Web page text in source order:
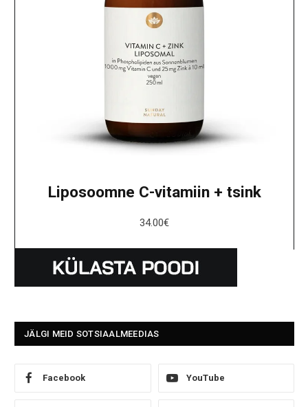
Liposoomne C-vitamiin + tsink
34.00€
JÄLGI MEID SOTSIAALMEEDIAS
Facebook YouTube